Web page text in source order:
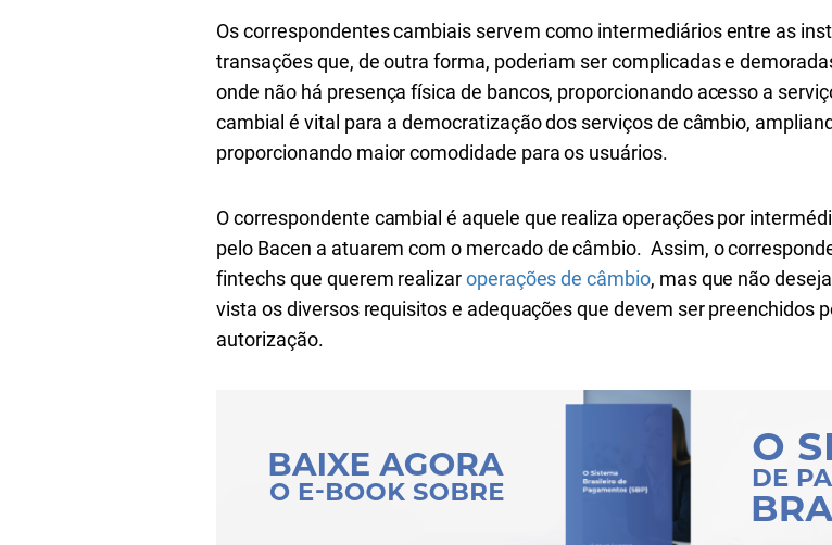
Os correspondentes cambiais servem como intermediários entre as
transações que, de outra forma, poderiam ser complicadas e
onde não há presença física de bancos, proporcionando acesso a
cambial é vital para a democratização dos serviços de câmbio,
proporcionando maior comodidade para os usuários.
O correspondente cambial é aquele que realiza operações por
pelo Bacen a atuarem com o mercado de câmbio. Assim, o
fintechs que querem realizaroperações de câmbio, mas que não
vista os diversos requisitos e adequações que devem ser preenchidos
autorização.